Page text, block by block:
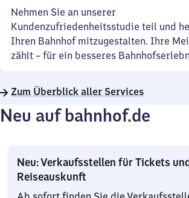
Nehmen Sie an unserer
Kundenzufriedenheitsstudie teil und
Ihren Bahnhof mitzugestalten. Ihre
zählt – für ein besseres
Zum Überblick aller Services
Neu auf bahnhof.de
Neu: Verkaufsstellen für Tickets
Reiseauskunft